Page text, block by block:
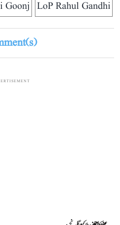
LoP Rahul Gandhi
Goonj